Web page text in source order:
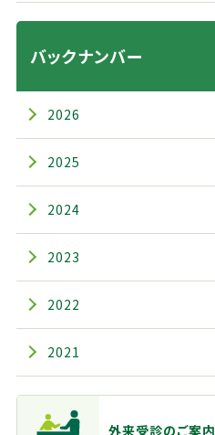
バックナンバー
2026
2025
2024
2023
2022
2021
主なメニュー
外来受診のご案内